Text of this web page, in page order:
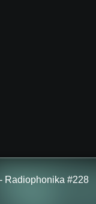
Radiophonika #228